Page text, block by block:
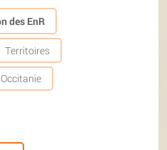
des EnR
Territoires
Occitanie